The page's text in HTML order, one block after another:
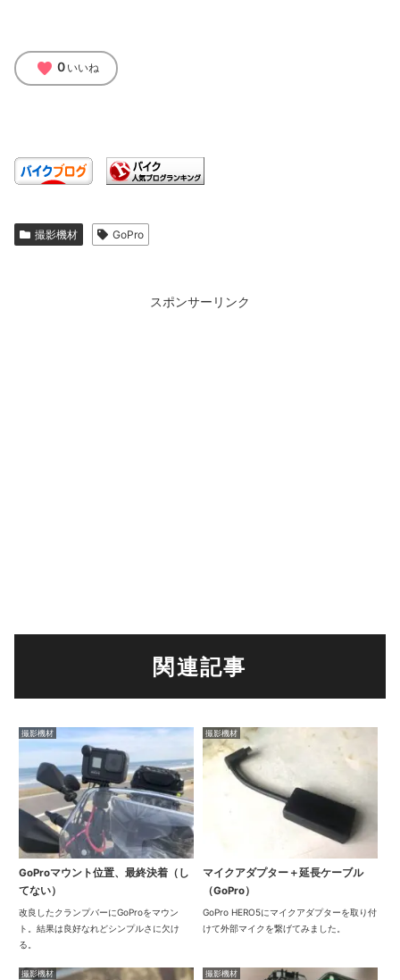
favorite 0 いいね
撮影機材 GoPro
スポンサーリンク
関連記事
撮影機材
GoProマウント位置、最終決着（し
てない）
改良したクランプバーにGoProをマウン
ト。結果は良好なれどシンプルさに欠け
る。
撮影機材
マイクアダプター＋延長ケーブル
（GoPro）
GoPro HERO5にマイクアダプターを取り付
けて外部マイクを繋げてみました。
撮影機材 撮影機材